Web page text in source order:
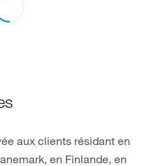
aux clients résidant en
en Finlande, en